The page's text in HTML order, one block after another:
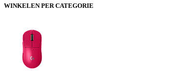
WINKELEN PER CATEGORIE